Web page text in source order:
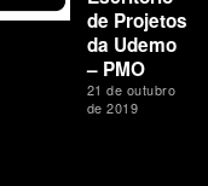
de Projetos
da Udemo
– PMO
21 de outubro
de 2019